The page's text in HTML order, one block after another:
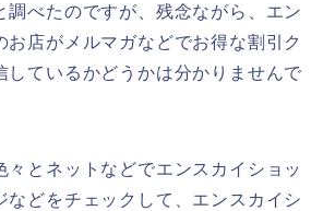
調べたのですが、残念ながら、エン
お店がメルマガなどでお得な割引ク
しているかどうかは分かりませんで
々とネットなどでエンスカイショッ
などをチェックして、エンスカイシ